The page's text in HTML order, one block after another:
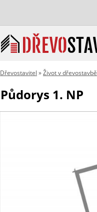
Dřevostavitel »Život v dřevostavbě
Půdorys 1. NP